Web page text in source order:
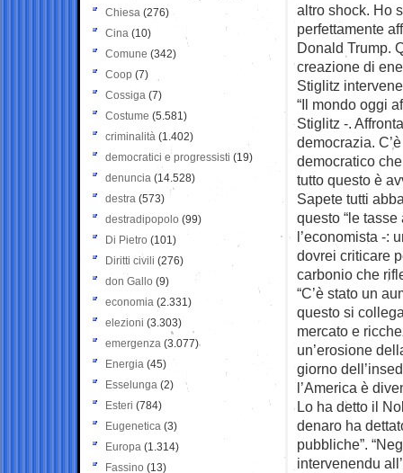
altro shock. Ho
perfettamente
Donald Trump.
creazione di
Stiglitz
“Il mondo oggi
Stiglitz -.
democrazia.
democratico
tutto questo è
Sapete tutti
questo “le
l’economista -:
dovrei criticare
carbonio che
“C’è stato un
questo si
mercato e
un’erosione
giorno
l’America è
Lo ha detto il
denaro ha
pubbliche”.
intervenendu
Chiesa (276)
Cina (10)
Comune (342)
Coop (7)
Cossiga (7)
Costume (5.581)
criminalità (1.402)
democratici e progressisti (19)
denuncia (14.528)
destra (573)
destradipopolo (99)
Di Pietro (101)
Diritti civili (276)
don Gallo (9)
economia (2.331)
elezioni (3.303)
emergenza (3.077)
Energia (45)
Esselunga (2)
Esteri (784)
Eugenetica (3)
Europa (1.314)
Fassino (13)